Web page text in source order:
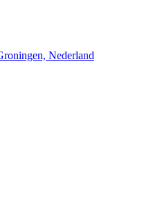
Nederland